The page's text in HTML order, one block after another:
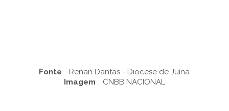
Fonte
Renan Dantas - Diocese de Juína
Imagem
CNBB NACIONAL